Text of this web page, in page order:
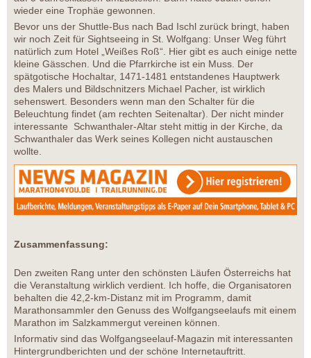
wieder eine Trophäe gewonnen.
Bevor uns der Shuttle-Bus nach Bad Ischl zurück bringt, haben
wir noch Zeit für Sightseeing in St. Wolfgang: Unser Weg führt
natürlich zum Hotel „Weißes Roß“. Hier gibt es auch einige nette
kleine Gässchen. Und die Pfarrkirche ist ein Muss. Der
spätgotische Hochaltar, 1471-1481 entstandenes Hauptwerk
des Malers und Bildschnitzers Michael Pacher, ist wirklich
sehenswert. Besonders wenn man den Schalter für die
Beleuchtung findet (am rechten Seitenaltar). Der nicht minder
interessante Schwanthaler-Altar steht mittig in der Kirche, da
Schwanthaler das Werk seines Kollegen nicht austauschen
wollte.
Zusammenfassung:
Den zweiten Rang unter den schönsten Läufen Österreichs hat
die Veranstaltung wirklich verdient. Ich hoffe, die Organisatoren
behalten die 42,2-km-Distanz mit im Programm, damit
Marathonsammler den Genuss des Wolfgangseelaufs mit einem
Marathon im Salzkammergut vereinen können.
Informativ sind das Wolfgangseelauf-Magazin mit interessanten
Hintergrundberichten und der schöne Internetauftritt.